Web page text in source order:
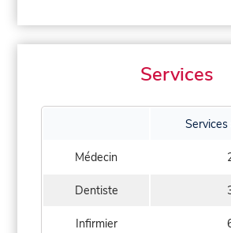
Services
Médecin
Dentiste
Infirmier